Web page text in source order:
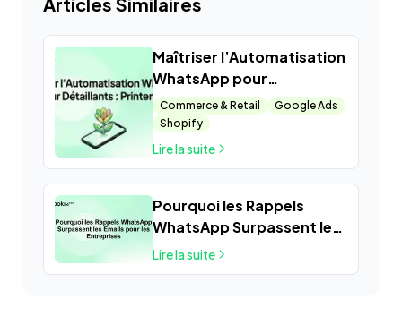
Maîtriser l’Automatisation
WhatsApp pour
Détaillants : Printemps
Commerce & Retail
Google Ads
Shopify
Lire la suite
Pourquoi les Rappels
WhatsApp Surpassent les
Emails pour les
Entreprises
Lire la suite